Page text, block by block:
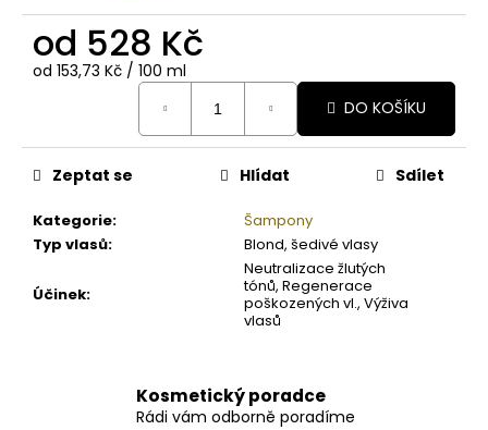
od 528 Kč
Měrná
od 153,73 Kč / 100 ml
DO KOŠÍKU
Kategorie:
Šampony
Typ vlasů: Blond, šedivé vlasy
Účinek:
Neutralizace žlutých
tónů, Regenerace
poškozených vl., Výživa
vlasů
Zeptat se Hlídat Sdílet
Kosmetický poradce
Rádi vám odborně poradíme